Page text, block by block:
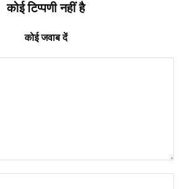
कोई टिप्पणी नहीं है
कोई जवाब दें